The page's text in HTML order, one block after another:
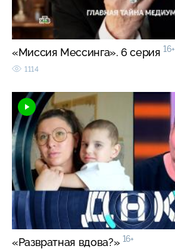
«Миссия Мессинга». 6 серия 16+
1114
«Развратная вдова?» 16+